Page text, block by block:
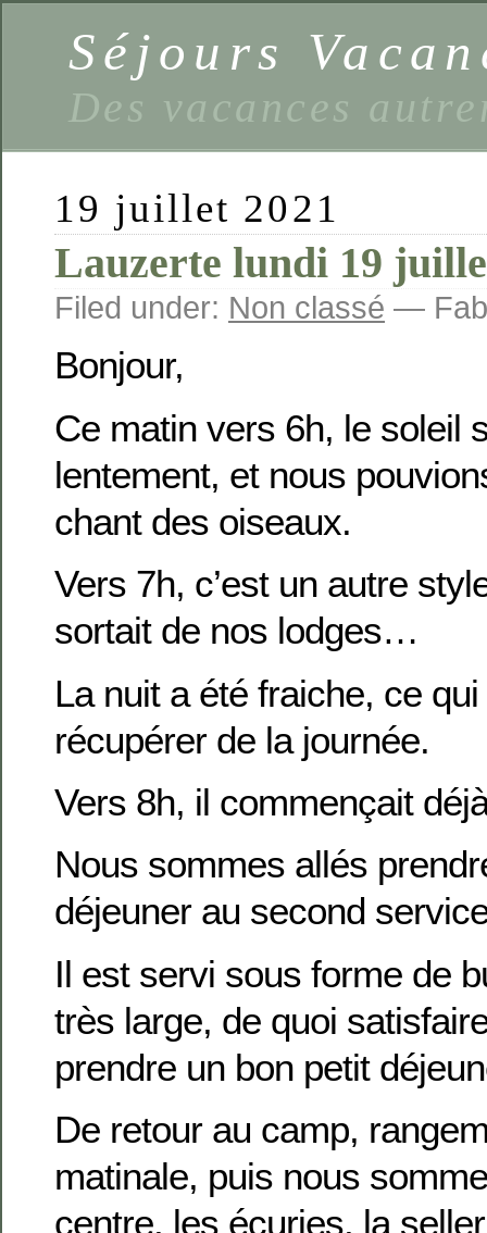
Séjours
Des vacances
19 juillet 2021
Lauzerte lundi 19
Filed under: Non classé —
Bonjour,
Ce matin vers 6h, le soleil
lentement, et nous
chant des oiseaux.
Vers 7h, c’est un autre
sortait de nos lodges…
La nuit a été fraiche, ce
récupérer de la journée.
Vers 8h, il commençait
Nous sommes allés
déjeuner au second
Il est servi sous forme de
très large, de quoi
prendre un bon petit
De retour au camp,
matinale, puis nous
centre, les écuries, la